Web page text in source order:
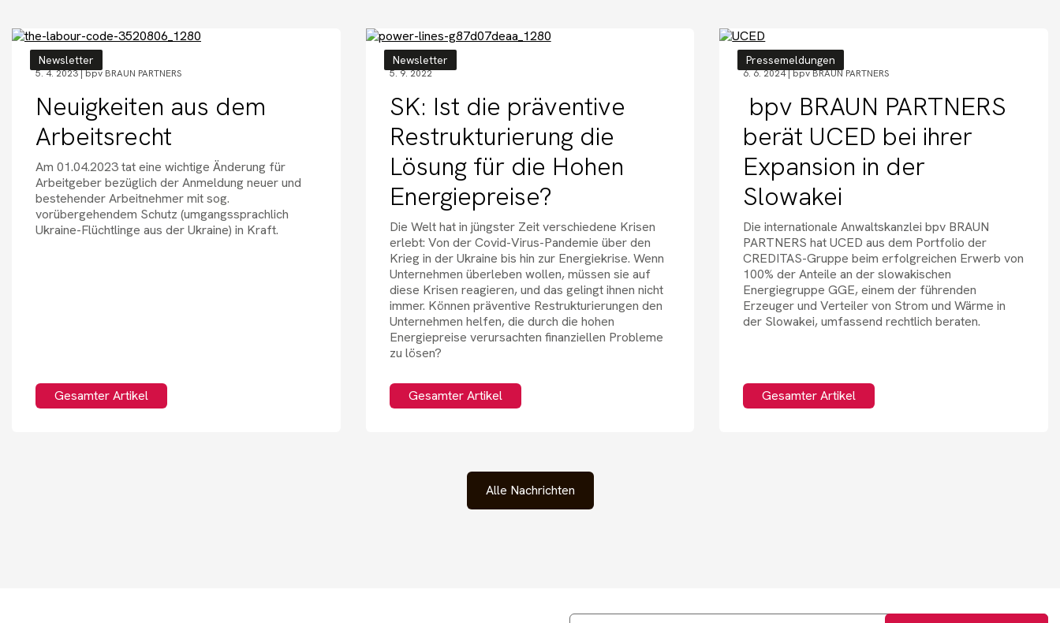
Newsletter
5. 4. 2023 |bpv BRAUN PARTNERS
Neuigkeiten aus dem
Arbeitsrecht
Am 01.04.2023 tat eine wichtige Änderung für
Arbeitgeber bezüglich der Anmeldung neuer und
bestehender Arbeitnehmer mit sog.
vorübergehendem Schutz (umgangssprachlich
Ukraine-Flüchtlinge aus der Ukraine) in Kraft.
Gesamter Artikel
Newsletter
5. 9. 2022
SK: Ist die präventive
Restrukturierung die
Lösung für die Hohen
Energiepreise?
Die Welt hat in jüngster Zeit verschiedene Krisen
erlebt: Von der Covid-Virus-Pandemie über den
Krieg in der Ukraine bis hin zur Energiekrise. Wenn
Unternehmen überleben wollen, müssen sie auf
diese Krisen reagieren, und das gelingt ihnen nicht
immer. Können präventive Restrukturierungen den
Unternehmen helfen, die durch die hohen
Energiepreise verursachten finanziellen Probleme
zu lösen?
Gesamter Artikel
Pressemeldungen
6. 6. 2024 |bpv BRAUN PARTNERS
bpv BRAUN PARTNERS
berät UCED bei ihrer
Expansion in der
Slowakei
Die internationale Anwaltskanzlei bpv BRAUN
PARTNERS hat UCED aus dem Portfolio der
CREDITAS-Gruppe beim erfolgreichen Erwerb von
100% der Anteile an der slowakischen
Energiegruppe GGE, einem der führenden
Erzeuger und Verteiler von Strom und Wärme in
der Slowakei, umfassend rechtlich beraten.
Gesamter Artikel
Alle Nachrichten